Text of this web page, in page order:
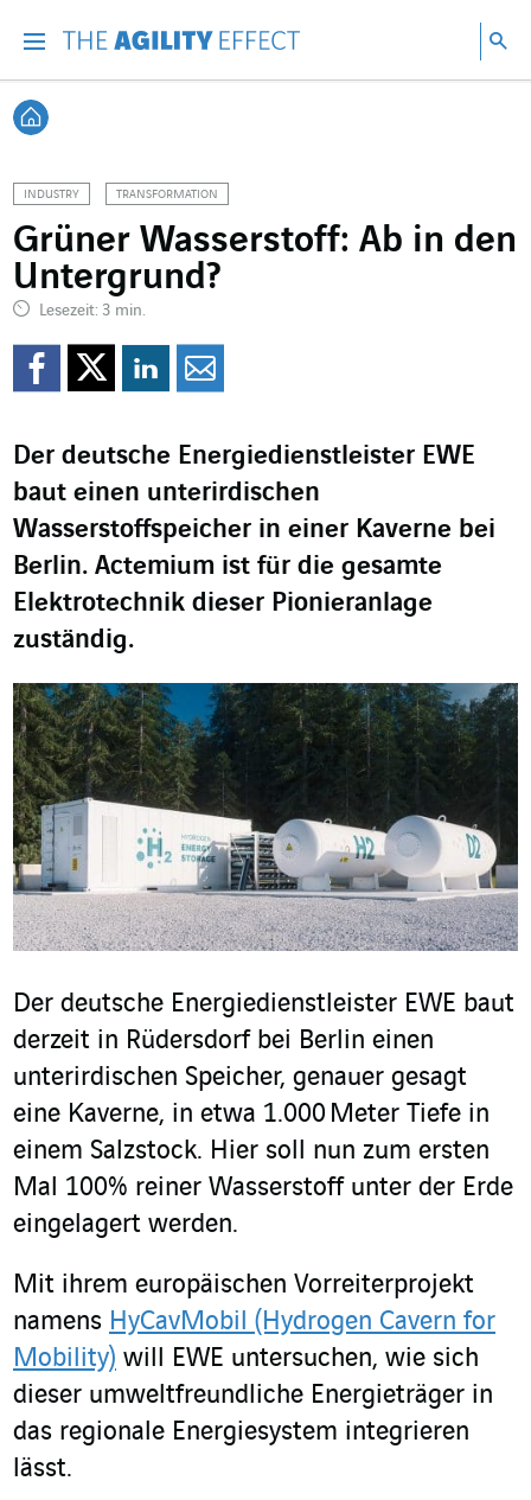
Zurück zur Startseite
INDUSTRY TRANSFORMATION
Grüner Wasserstoff: Ab in den
Untergrund?
Lesezeit: 3 min.
Auf Facebook teilen
Auf Twitter teilen
Auf LinkedIn
Der deutsche Energiedienstleister EWE
baut einen unterirdischen
Wasserstoffspeicher in einer Kaverne bei
Berlin. Actemium ist für die gesamte
Elektrotechnik dieser Pionieranlage
zuständig.
Der deutsche Energiedienstleister EWE baut
derzeit in Rüdersdorf bei Berlin einen
unterirdischen Speicher, genauer gesagt
eine Kaverne, in etwa 1.000 Meter Tiefe in
einem Salzstock. Hier soll nun zum ersten
Mal 100% reiner Wasserstoff unter der Erde
eingelagert werden.
Mit ihrem europäischen Vorreiterprojekt
namens HyCavMobil (Hydrogen Cavern for
Mobility) will EWE untersuchen, wie sich
dieser umweltfreundliche Energieträger in
das regionale Energiesystem integrieren
lässt.